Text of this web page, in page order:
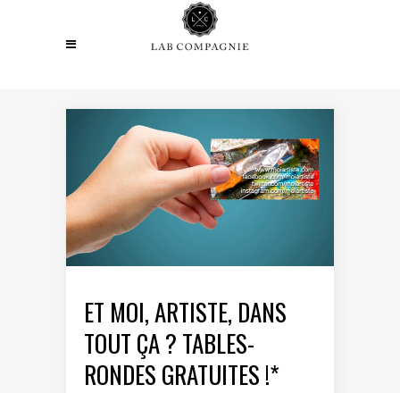
ET MOI, ARTISTE, DANS
TOUT ÇA ? TABLES-
RONDES GRATUITES !*